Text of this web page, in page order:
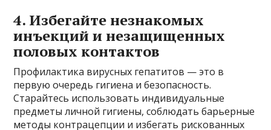
4. Избегайте незнакомых
инъекций и незащищенных
половых контактов
Профилактика вирусных гепатитов — это в
первую очередь гигиена и безопасность.
Старайтесь использовать индивидуальные
предметы личной гигиены, соблюдать барьерные
методы контрацепции и избегать рискованных